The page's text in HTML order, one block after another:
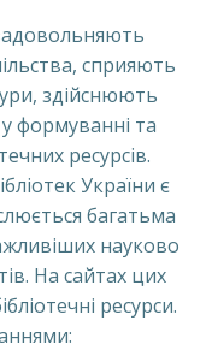
сприяють
здійснюють
формуванні та
ресурсів.
України є
багатьма
науково
На сайтах цих
ресурси.